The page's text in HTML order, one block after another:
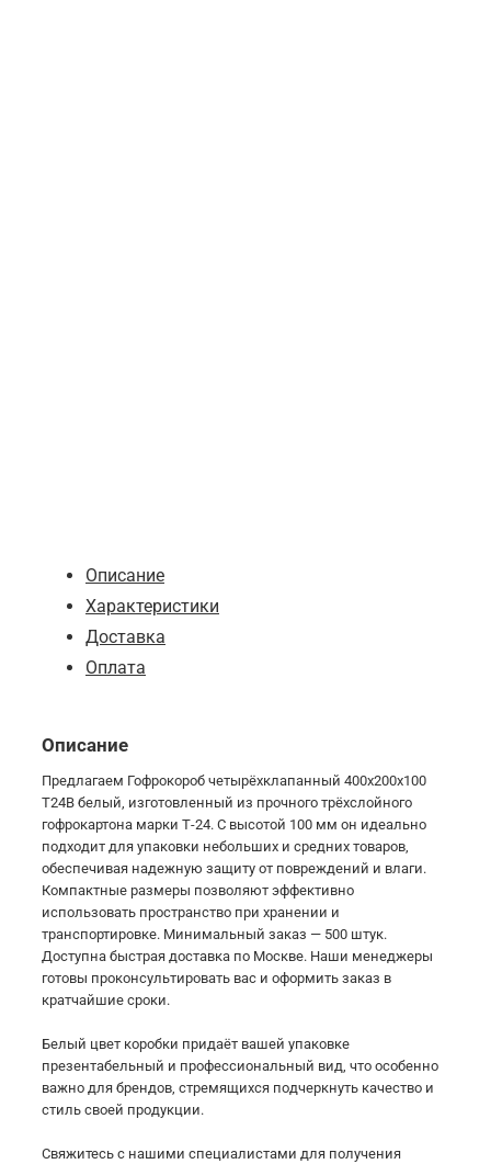
Описание
Характеристики
Доставка
Оплата
Описание
Предлагаем Гофрокороб четырёхклапанный 400х200х100
Т24В белый, изготовленный из прочного трёхслойного
гофрокартона марки Т-24. С высотой 100 мм он идеально
подходит для упаковки небольших и средних товаров,
обеспечивая надежную защиту от повреждений и влаги.
Компактные размеры позволяют эффективно
использовать пространство при хранении и
транспортировке. Минимальный заказ — 500 штук.
Доступна быстрая доставка по Москве. Наши менеджеры
готовы проконсультировать вас и оформить заказ в
кратчайшие сроки.
Белый цвет коробки придаёт вашей упаковке
презентабельный и профессиональный вид, что особенно
важно для брендов, стремящихся подчеркнуть качество и
стиль своей продукции.
Свяжитесь с нашими специалистами для получения